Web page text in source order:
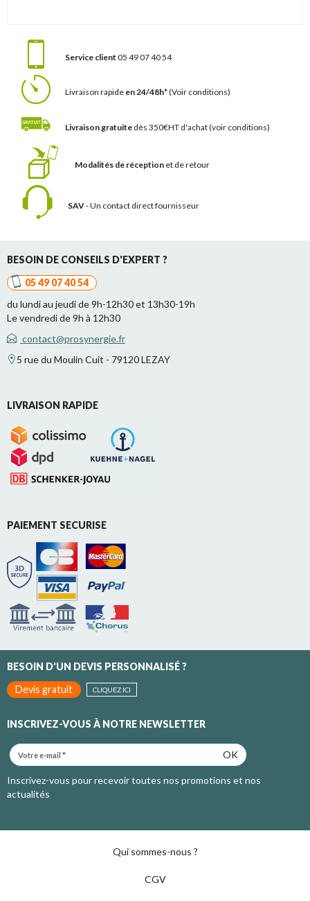
Service client 05 49 07 40 54
Livraison rapide en 24/48h*(Voir conditions)
Livraison gratuite dès 350€HT d'achat(voir conditions)
Modalités de réception et de retour
SAV- Un contact direct fournisseur
BESOIN DE CONSEILS D'EXPERT ?
05 49 07 40 54
du lundi au jeudi de 9h-12h30 et 13h30-19h
Le vendredi de 9h à 12h30
contact@prosynergie.fr
5 rue du Moulin Cuit - 79120 LEZAY
LIVRAISON RAPIDE
PAIEMENT SECURISE
BESOIN D'UN DEVIS PERSONNALISÉ ?
Devis gratuit
CLIQUEZ ICI
INSCRIVEZ-VOUS À NOTRE NEWSLETTER
OK
Inscrivez-vous pour recevoir toutes nos promotions et nos
actualités
Qui sommes-nous ?
CGV